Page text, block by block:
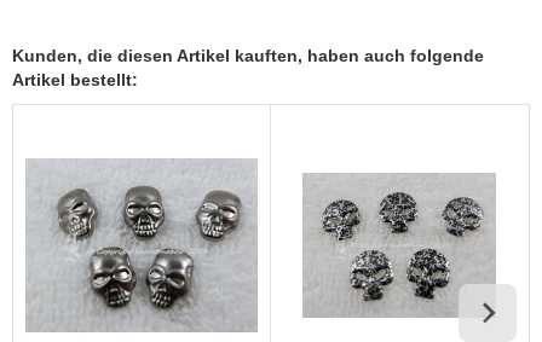
Kunden, die diesen Artikel kauften, haben auch folgende
Artikel bestellt: